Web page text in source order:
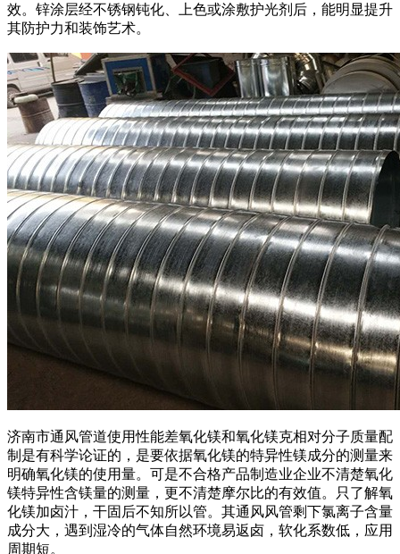
效。锌涂层经不锈钢钝化、上色或涂敷护光剂后，能明显提升
其防护力和装饰艺术。
济南市通风管道使用性能差氧化镁和氧化镁克相对分子质量配
制是有科学论证的，是要依据氧化镁的特异性镁成分的测量来
明确氧化镁的使用量。可是不合格产品制造业企业不清楚氧化
镁特异性含镁量的测量，更不清楚摩尔比的有效值。只了解氧
化镁加卤汁，干固后不知所以管。其通风风管剩下氯离子含量
成分大，遇到湿冷的气体自然环境易返卤，软化系数低，应用
周期短。